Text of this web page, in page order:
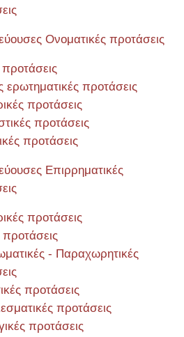
Ονοματικές προτάσεις
προτάσεις
ερωτηματικές προτάσεις
προτάσεις
προτάσεις
προτάσεις
Επιρρηματικές
προτάσεις
προτάσεις
- Παραχωρητικές
προτάσεις
προτάσεις
προτάσεις